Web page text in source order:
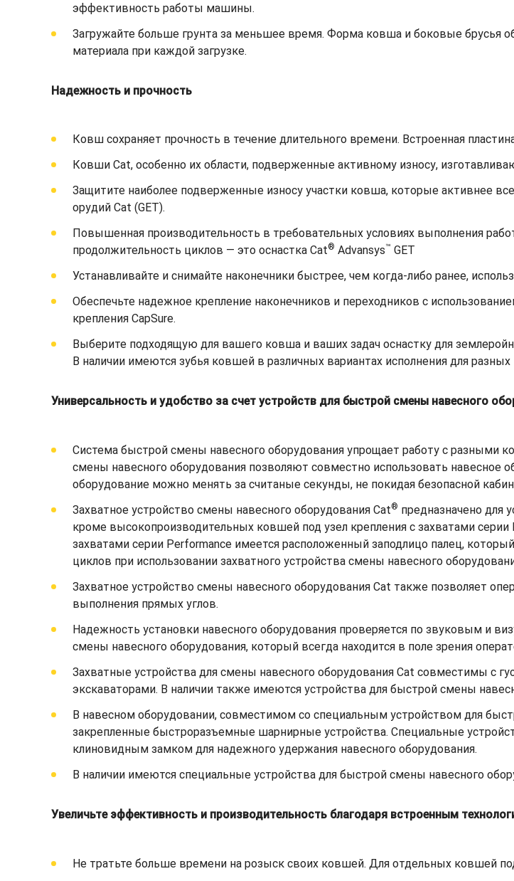
эффективность работы машины.
Загружайте больше грунта за меньшее время. Форма ковша и боковые
материала при каждой загрузке.
Надежность и прочность
Ковш сохраняет прочность в течение длительного времени. Встроенная
Ковши Cat, особенно их области, подверженные активному износу,
Защитите наиболее подверженные износу участки ковша, которые активнее
орудий Cat (GET).
Повышенная производительность в требовательных условиях выполнения
продолжительность циклов — это оснастка Cat® Advansys™ GET
Устанавливайте и снимайте наконечники быстрее, чем когда-либо ранее,
Обеспечьте надежное крепление наконечников и переходников с
крепления CapSure.
Выберите подходящую для вашего ковша и ваших задач оснастку для
В наличии имеются зубья ковшей в различных вариантах исполнения для
Универсальность и удобство за счет устройств для быстрой смены навесного
Система быстрой смены навесного оборудования упрощает работу с разными
смены навесного оборудования позволяют совместно использовать навесное
оборудование можно менять за считаные секунды, не покидая безопасной
Захватное устройство смены навесного оборудования Cat® предназначено для
кроме высокопроизводительных ковшей под узел крепления с захватами
захватами серии Performance имеется расположенный заподлицо палец,
циклов при использовании захватного устройства смены навесного
Захватное устройство смены навесного оборудования Cat также позволяет
выполнения прямых углов.
Надежность установки навесного оборудования проверяется по звуковым и
смены навесного оборудования, который всегда находится в поле зрения
Захватные устройства для смены навесного оборудования Cat совместимы с
экскаваторами. В наличии также имеются устройства для быстрой смены
В навесном оборудовании, совместимом со специальным устройством для
закрепленные быстроразъемные шарнирные устройства. Специальные
клиновидным замком для надежного удержания навесного оборудования.
В наличии имеются специальные устройства для быстрой смены навесного
Увеличьте эффективность и производительность благодаря встроенным
Не тратьте больше времени на розыск своих ковшей. Для отдельных ковшей